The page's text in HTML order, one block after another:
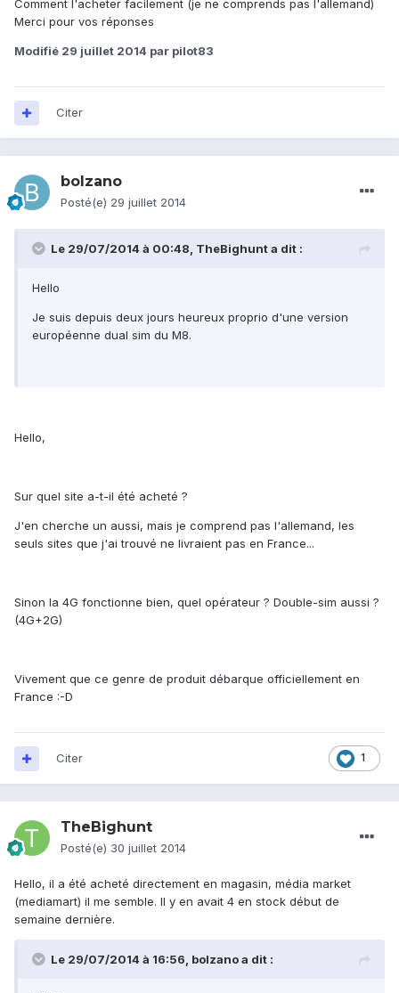
Comment l'acheter facilement (je ne comprends pas l'allemand)
Merci pour vos réponses
Modifié 29 juillet 2014 par pilot83
Citer
bolzano
Posté(e) 29 juillet 2014
Le 29/07/2014 à 00:48, TheBighunt a dit :
Hello
Je suis depuis deux jours heureux proprio d'une version
européenne dual sim du M8.
Hello,
Sur quel site a-t-il été acheté ?
J'en cherche un aussi, mais je comprend pas l'allemand, les
seuls sites que j'ai trouvé ne livraient pas en France...
Sinon la 4G fonctionne bien, quel opérateur ? Double-sim aussi ?
(4G+2G)
Vivement que ce genre de produit débarque officiellement en
France :-D
1
Citer
TheBighunt
Posté(e) 30 juillet 2014
Hello, il a été acheté directement en magasin, média market
(mediamart) il me semble. Il y en avait 4 en stock début de
semaine dernière.
Le 29/07/2014 à 16:56, bolzano a dit :